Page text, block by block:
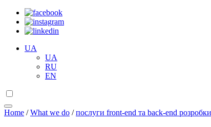
UA
UA
RU
EN
Home /What we do /послуги front-end та back-end розробки